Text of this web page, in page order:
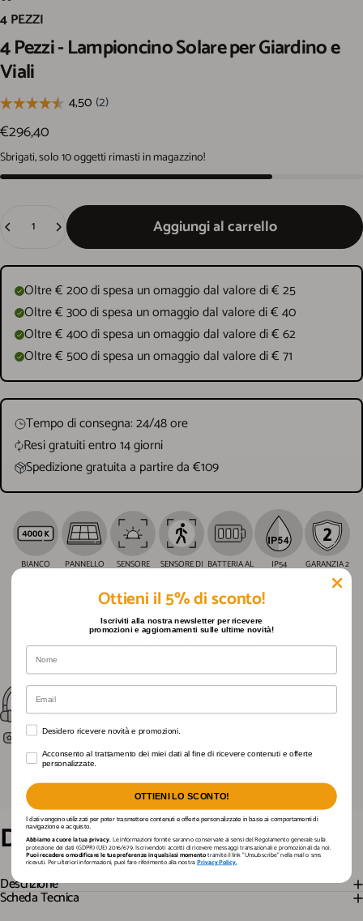
4 PEZZI
4Pezzi-LampioncinoSolareperGiardinoe
Viali
€296,40
Sbrigati, solo 10 oggetti rimasti in magazzino!
Aggiungi al carrello
Oltre € 200 di spesa un omaggio dal valore di € 25
Oltre € 300 di spesa un omaggio dal valore di € 40
Oltre € 400 di spesa un omaggio dal valore di € 62
Oltre € 500 di spesa un omaggio dal valore di € 71
Tempo di consegna: 24/48 ore
Resi gratuiti entro 14 giorni
Spedizione gratuita a partire da €109
BIANCO
PANNELLO
SENSORE
SENSORE DI BATTERIA AL
IP54
GARANZIA 2
ANNI
Supporto per ogni tua necessità
Qualità garantita nel tempo
Dettaglidelprodotto
Descrizione
Scheda Tecnica
Ottieni il 5% di sconto!
Iscriviti alla nostra newsletter per ricevere
promozioni e aggiornamenti sulle ultime novità!
Nome
Email
Desidero ricevere novità e promozioni.
Desidero ricevere novità e promozioni.
Acconsento al trattamento dei miei dati al fine di ricevere contenuti e offerte
Acconsento al trattamento dei miei dati al fine di ricevere contenuti e offerte
personalizzate.
OTTIENI LO SCONTO!
I dati vengono utilizzati per poter trasmettere contenuti e offerte personalizzate in base ai comportamenti di
navigazione e acquisto.
Abbiamo a cuore la tua privacy.Le informazioni fornite saranno conservate ai sensi del Regolamento generale sulla
protezione dei dati (GDPR) (UE) 2016/679. Iscrivendoti accetti di ricevere messaggi transazionali e promozionali da noi.
Puoi recedere o modificare le tue preferenze in qualsiasi momentotramite il link "Unsubscribe" nella mail o sms
ricevuti. Per ulteriori informazioni, puoi fare riferimento alla nostraPrivacy Policy.